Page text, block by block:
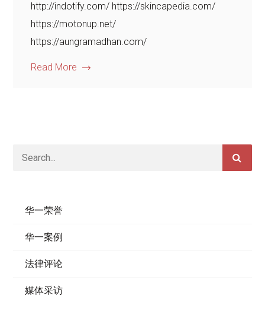
http://indotify.com/ https://skincapedia.com/
https://motonup.net/
https://aungramadhan.com/
Read More
华一荣誉
华一案例
法律评论
媒体采访